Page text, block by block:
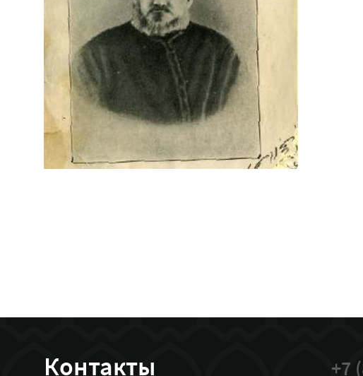
Контакты +7